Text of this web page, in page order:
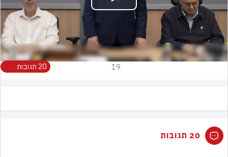
Play
Video
19 20 תגובות
20 תגובות